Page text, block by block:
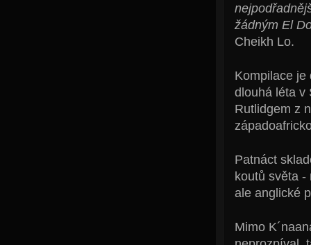
žádným El
Cheikh Lo.
Kompilace
dlouhá léta v
Rutlidgem z
Patnáct
koutů světa
ale anglické
Mimo